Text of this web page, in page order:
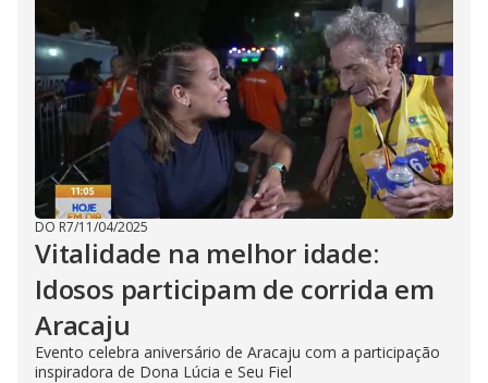
DO R7/11/04/2025
Vitalidade na melhor idade:
Idosos participam de corrida em
Aracaju
Evento celebra aniversário de Aracaju com a participação
inspiradora de Dona Lúcia e Seu Fiel